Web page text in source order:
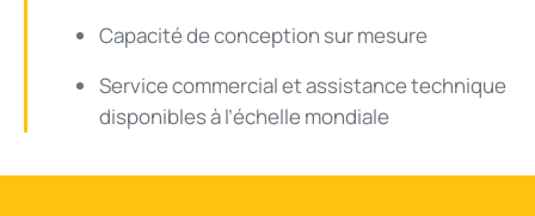
Capacité de conception sur mesure
Service commercial et assistance technique
disponibles à l’échelle mondiale